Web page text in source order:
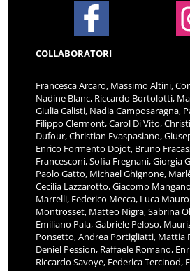
COLLABORATORI
Francesca Arcaro, Massimo Altini,
Nadine Blanc, Riccardo Bortolotti,
Giulia Calisti, Nadia Camposaragna,
Filippo Clermont, Carol Di Vito,
Dufour, Christian Evaspasiano,
Enrico Formento Dojot, Bruno
Francesconi, Sofia Fregnani, Giorgia
Paolo Gatto, Michael Ghignone,
Cecilia Lazzarotto, Giacomo
Marrelli, Federico Mecca, Luca
Montrosset, Matteo Nigra, Sabrina
Emiliano Pala, Gabriele Peloso,
Ponsetto, Andrea Portigliatti, Mattia
Deniel Pession, Raffaele Romano,
Riccardo Savoye, Federica Tercinod,